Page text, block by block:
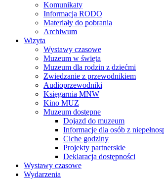
Komunikaty
Informacja RODO
Materiały do pobrania
Archiwum
Wizyta
Wystawy czasowe
Muzeum w święta
Muzeum dla rodzin z dziećmi
Zwiedzanie z przewodnikiem
Audioprzewodniki
Księgarnia MNW
Kino MUZ
Muzeum dostępne
Dojazd do muzeum
Informacje dla osób z
Ciche godziny
Projekty partnerskie
Deklaracja dostępności
Wystawy czasowe
Wydarzenia